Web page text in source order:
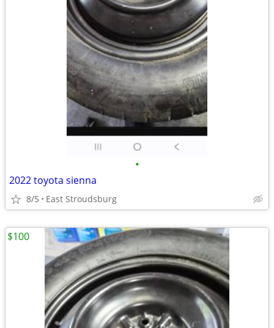
•
2022 toyota sienna
8/5 East Stroudsburg
$100